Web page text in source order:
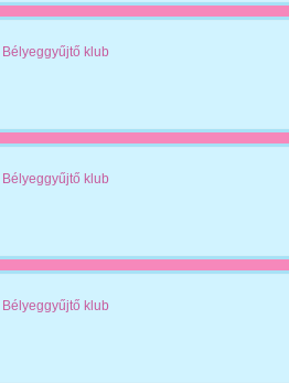
Bélyeggyűjtő klub
Bélyeggyűjtő klub
Bélyeggyűjtő klub